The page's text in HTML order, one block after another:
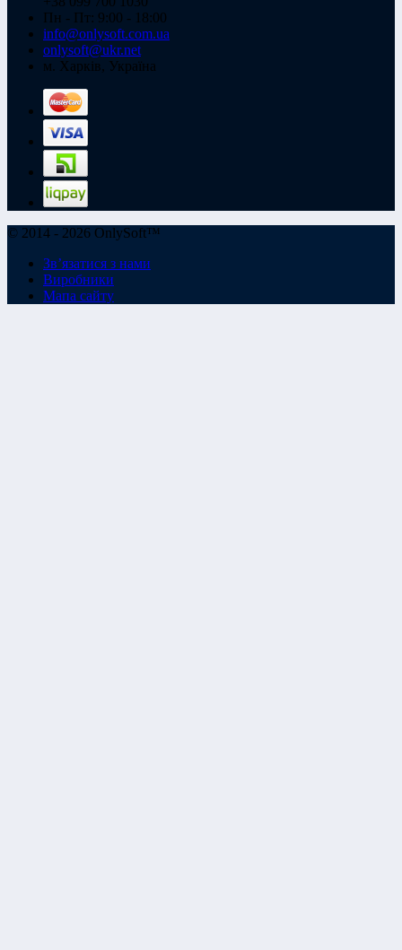
Пн - Пт: 9:00 - 18:00
info@onlysoft.com.ua
onlysoft@ukr.net
м. Харків, Україна
© 2014 - 2026 OnlySoft™
Зв’язатися з нами
Виробники
Мапа сайту